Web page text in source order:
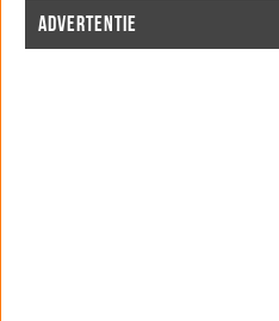
ADVERTENTIE